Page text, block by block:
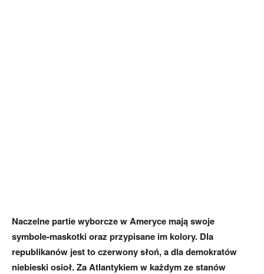
Naczelne partie wyborcze w Ameryce mają swoje
symbole-maskotki oraz przypisane im kolory. Dla
republikanów jest to czerwony słoń, a dla demokratów
niebieski osioł. Za Atlantykiem w każdym ze stanów